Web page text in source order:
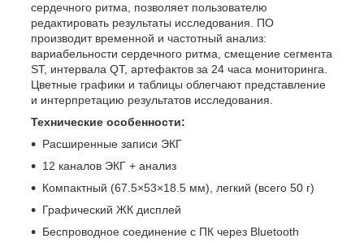
сердечного ритма, позволяет пользователю
редактировать результаты исследования. ПО
производит временной и частотный анализ:
вариабельности сердечного ритма, смещение сегмента
SТ, интервала QТ, артефактов за 24 часа мониторинга.
Цветные графики и таблицы облегчают представление
и интерпретацию результатов исследования.
Технические особенности:
Расширенные записи ЭКГ
12 каналов ЭКГ + анализ
Компактный (67.5×53×18.5 мм), легкий (всего 50 г)
Графический ЖК дисплей
Беспроводное соединение с ПК через Bluetooth